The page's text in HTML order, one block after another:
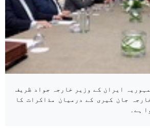
ایران کے وزیر خارجہ جواد ظریف
جان کیری کے درمیان مذاکرات کا
ہے۔